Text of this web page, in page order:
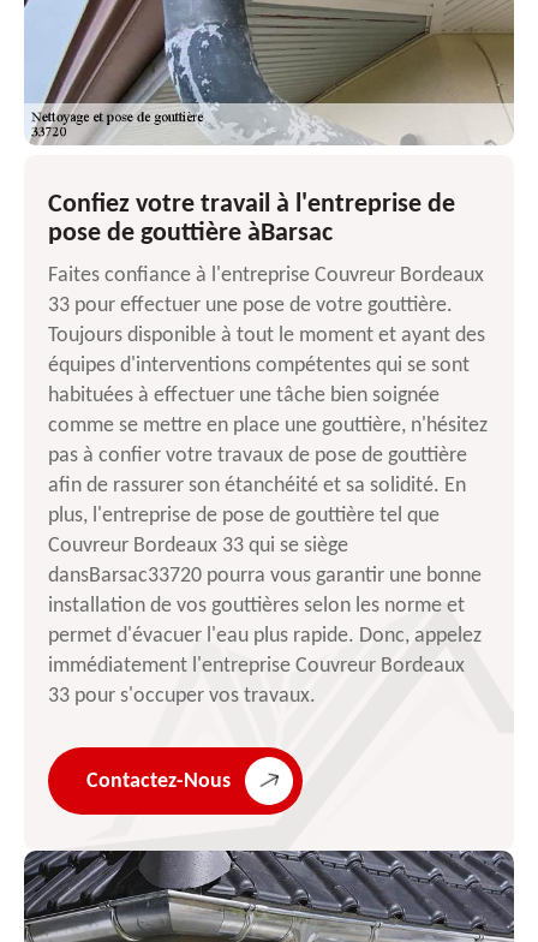
Confiez votre travail à l'entreprise de
pose de gouttière àBarsac
Faites confiance à l'entreprise Couvreur Bordeaux
33 pour effectuer une pose de votre gouttière.
Toujours disponible à tout le moment et ayant des
équipes d'interventions compétentes qui se sont
habituées à effectuer une tâche bien soignée
comme se mettre en place une gouttière, n'hésitez
pas à confier votre travaux de pose de gouttière
afin de rassurer son étanchéité et sa solidité. En
plus, l'entreprise de pose de gouttière tel que
Couvreur Bordeaux 33 qui se siège
dansBarsac33720 pourra vous garantir une bonne
installation de vos gouttières selon les norme et
permet d'évacuer l'eau plus rapide. Donc, appelez
immédiatement l'entreprise Couvreur Bordeaux
33 pour s'occuper vos travaux.
Contactez-Nous